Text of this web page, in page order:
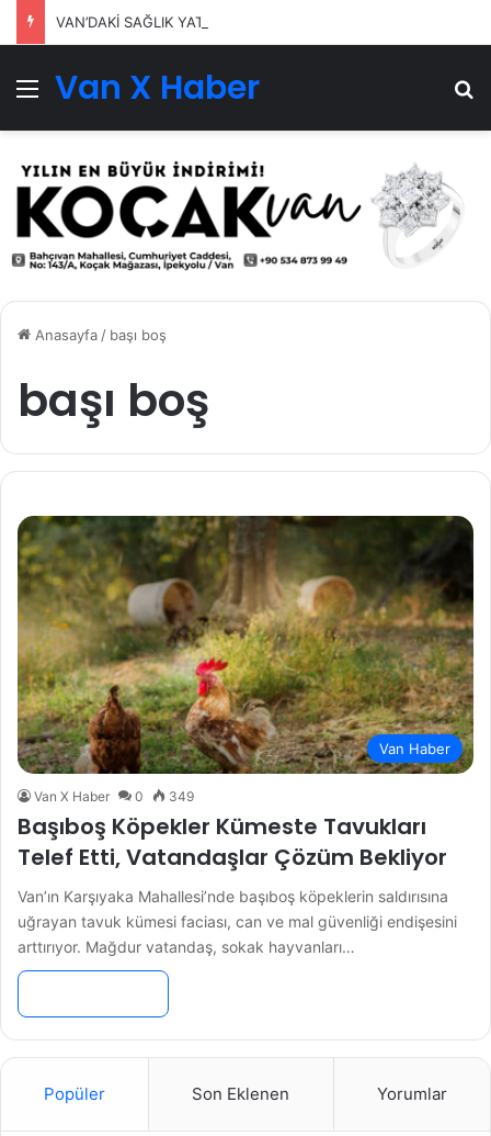
VAN’DAKİ SAĞLIK YATIRIMLARI SÜRÜYOR
Menü
Van X Haber
Anasayfa/ başı boş
başı boş
Van Haber
Van X Haber 0 349
Başıboş Köpekler Kümeste Tavukları
Telef Etti, Vatandaşlar Çözüm Bekliyor
Van’ın Karşıyaka Mahallesi’nde başıboş köpeklerin saldırısına
uğrayan tavuk kümesi faciası, can ve mal güvenliği endişesini
arttırıyor. Mağdur vatandaş, sokak hayvanları…
Popüler Son Eklenen Yorumlar